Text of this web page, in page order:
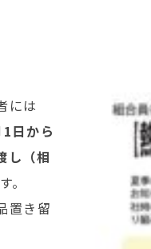
には
1日から
し（相
。
置き留